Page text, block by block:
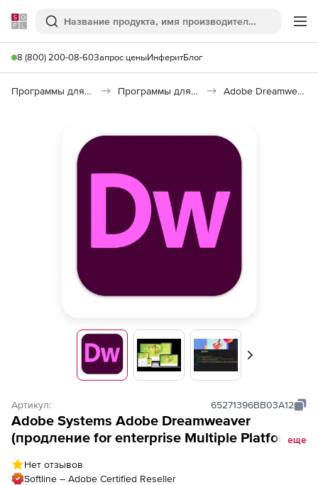
Softline
Поиск
8 (800) 200-08-60Запрос ценыИнферитБлог
Программы для программирования Программы для разработки ПО Adobe Dreamweaver
Вперед
Артикул: 65271396BB03A12
Adobe Systems Adobe Dreamweaver
(продление for enterprise Multiple Platforms
Named license),
еще
Нет отзывов
Softline – Adobe Certified Reseller